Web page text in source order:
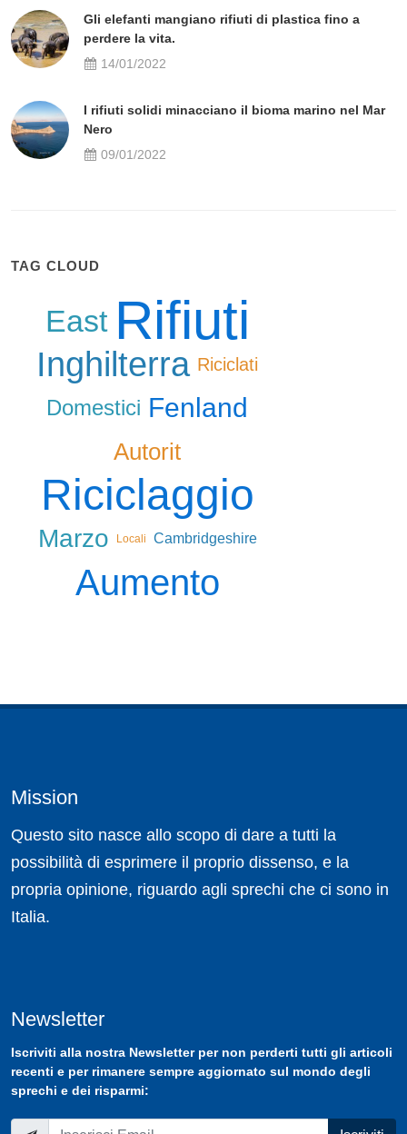
Gli elefanti mangiano rifiuti di plastica fino a
perdere la vita.
14/01/2022
I rifiuti solidi minacciano il bioma marino nel Mar
Nero
09/01/2022
TAG CLOUD
East Rifiuti
Inghilterra Riciclati
Domestici Fenland
Autorit
Riciclaggio
Marzo Locali Cambridgeshire
Aumento
Mission
Questo sito nasce allo scopo di dare a tutti la
possibilità di esprimere il proprio dissenso, e la
propria opinione, riguardo agli sprechi che ci sono in
Italia.
Newsletter
Iscriviti alla nostra Newsletterper non perderti tutti gli articoli
recenti e per rimanere sempre aggiornato sul mondo degli
sprechi e dei risparmi: